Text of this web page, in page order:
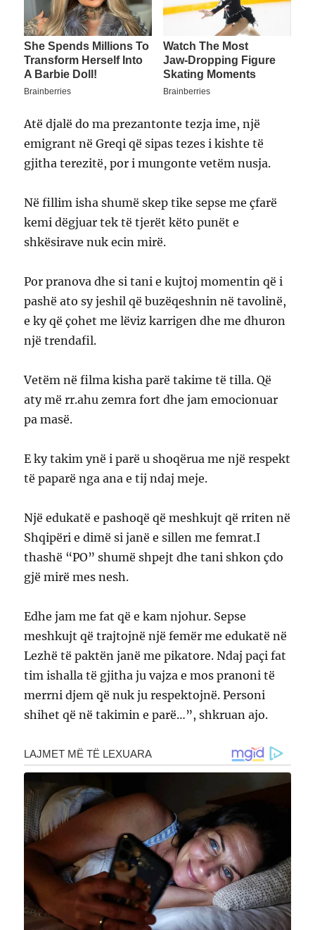
Atë djalë do ma prezantonte tezja ime, një
emigrant në Greqi që sipas tezes i kishte të
gjitha terezitë, por i mungonte vetëm nusja.
Në fillim isha shumë skep tike sepse me çfarë
kemi dëgjuar tek të tjerët këto punët e
shkësirave nuk ecin mirë.
Por pranova dhe si tani e kujtoj momentin që i
pashë ato sy jeshil që buzëqeshnin në tavolinë,
e ky që çohet me lëviz karrigen dhe me dhuron
një trendafil.
Vetëm në filma kisha parë takime të tilla. Që
aty më rr.ahu zemra fort dhe jam emocionuar
pa masë.
E ky takim ynë i parë u shoqërua me një respekt
të paparë nga ana e tij ndaj meje.
Një edukatë e pashoqë që meshkujt që rriten në
Shqipëri e dimë si janë e sillen me femrat.I
thashë “PO” shumë shpejt dhe tani shkon çdo
gjë mirë mes nesh.
Edhe jam me fat që e kam njohur. Sepse
meshkujt që trajtojnë një femër me edukatë në
Lezhë të paktën janë me pikatore. Ndaj paçi fat
tim ishalla të gjitha ju vajza e mos pranoni të
merrni djem që nuk ju respektojnë. Personi
shihet që në takimin e parë…”, shkruan ajo.